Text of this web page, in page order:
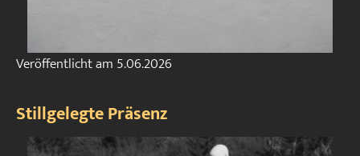
Veröffentlicht am 5.06.2026
Stillgelegte Präsenz